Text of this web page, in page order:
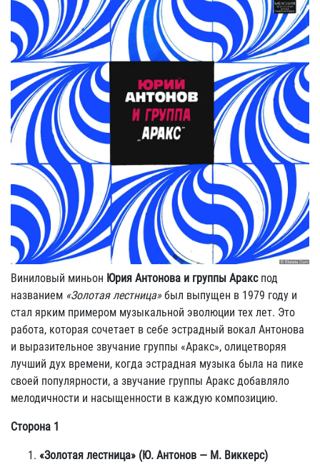
Виниловый миньон Юрия Антонова и группы Аракспод
названием «Золотая лестница»был выпущен в 1979 году и
стал ярким примером музыкальной эволюции тех лет. Это
работа, которая сочетает в себе эстрадный вокал Антонова
и выразительное звучание группы «Аракс», олицетворяя
лучший дух времени, когда эстрадная музыка была на пике
своей популярности, а звучание группы Аракс добавляло
мелодичности и насыщенности в каждую композицию.
Сторона 1
«Золотая лестница» (Ю. Антонов — М. Виккерс)